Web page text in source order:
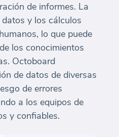
de informes. La
y los cálculos
lo que puede
los conocimientos
Octoboard
de datos de diversas
de errores
a los equipos de
y confiables.